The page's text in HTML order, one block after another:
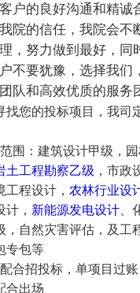
户的良好沟通和精诚
院的信任，我院会不
，努力做到最好，同
不要犹豫，选择我们
队和高效优质的服务
找您的投标项目，我司
：建筑设计甲级，园
土工程勘察乙级 ，市政
程设计， 农林行业设
， 新能源发电设计、
，自然灾害评估，及工
专包等
招投标，单项目过账
合出场